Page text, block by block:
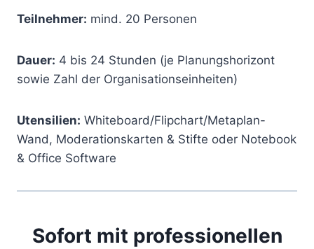
Teilnehmer: mind. 20 Personen
Dauer: 4 bis 24 Stunden (je Planungshorizont
sowie Zahl der Organisationseinheiten)
Utensilien: Whiteboard/Flipchart/Metaplan-
Wand, Moderationskarten & Stifte oder Notebook
& Office Software
Sofort mit professionellen